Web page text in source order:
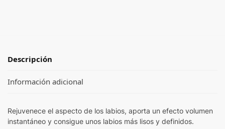
Descripción
Información adicional
Rejuvenece el aspecto de los labios, aporta un efecto volumen
instantáneo y consigue unos labios más lisos y definidos.